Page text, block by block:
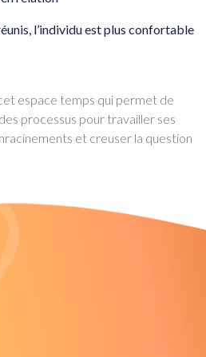
l’individu est plus confortable
espace temps qui permet de
processus pour travailler ses
et creuser la question